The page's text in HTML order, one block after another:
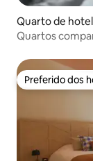
Quarto de
Quartos
Preferido dos
Preferido dos